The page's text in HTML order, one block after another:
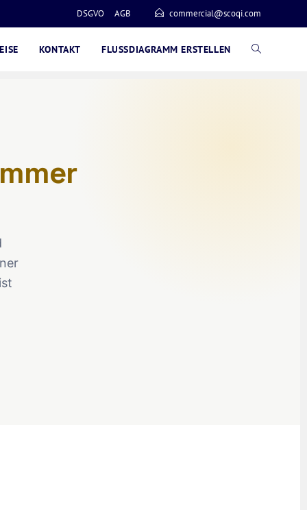
DSGVO AGB commercial@scoqi.com
KONTAKT FLUSSDIAGRAMM ERSTELLEN